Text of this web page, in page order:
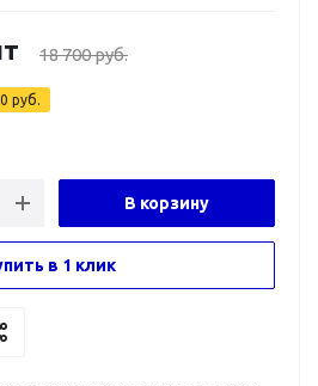
18 700руб.
руб.
В корзину
в 1 клик